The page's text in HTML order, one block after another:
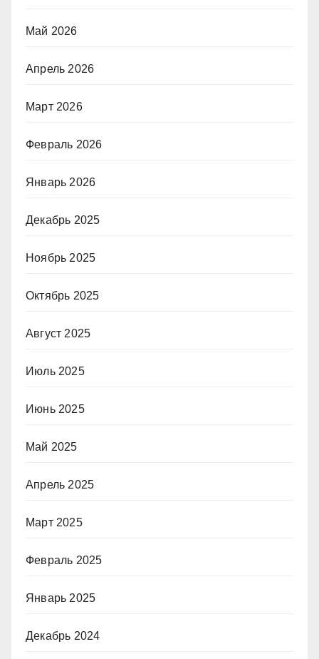
Май 2026
Апрель 2026
Март 2026
Февраль 2026
Январь 2026
Декабрь 2025
Ноябрь 2025
Октябрь 2025
Август 2025
Июль 2025
Июнь 2025
Май 2025
Апрель 2025
Март 2025
Февраль 2025
Январь 2025
Декабрь 2024